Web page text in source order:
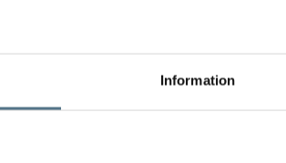
Information